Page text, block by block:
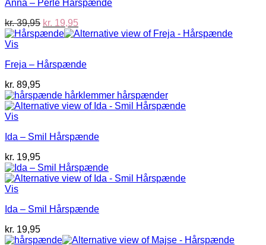
Anna – Perle Hårspænde
kr.39,95 Den
oprindelige
kr. 39,95.
kr. 19,95
aktuelle
kr. 19,95.
Vis
Freja – Hårspænde
kr. 89,95
Vis
Ida – Smil Hårspænde
kr. 19,95
Vis
Ida – Smil Hårspænde
kr. 19,95